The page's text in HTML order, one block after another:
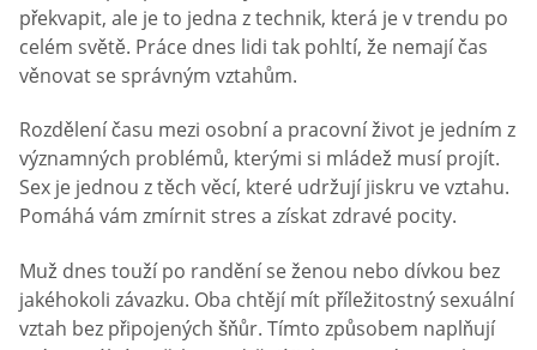
překvapit, ale je to jedna z technik, která je v trendu po
celém světě. Práce dnes lidi tak pohltí, že nemají čas
věnovat se správným vztahům.
Rozdělení času mezi osobní a pracovní život je jedním z
významných problémů, kterými si mládež musí projít.
Sex je jednou z těch věcí, které udržují jiskru ve vztahu.
Pomáhá vám zmírnit stres a získat zdravé pocity.
Muž dnes touží po randění se ženou nebo dívkou bez
jakéhokoli závazku. Oba chtějí mít příležitostný sexuální
vztah bez připojených šňůr. Tímto způsobem naplňují